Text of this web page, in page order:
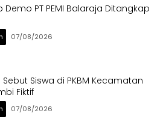
Demo PT PEMI Balaraja Ditangkap
07/08/2026
Sebut Siswa di PKBM Kecamatan
Fiktif
07/08/2026